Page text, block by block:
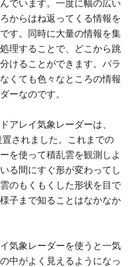
でいます。一度に幅の広い
からはね返ってくる情報を
す。同時に大量の情報を集
理することで、どこから跳
けることができます。パラ
くても色々なところの情報
ーなのです。
アレイ気象レーダーは、
されました。これまでの
を使って積乱雲を観測しよ
る間にすぐ形が変わってし
のもくもくした形状を目で
子まで知ることはなかなか
気象レーダーを使うと一気
中がよく見えるようになっ